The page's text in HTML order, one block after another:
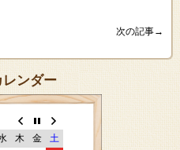
次の記事→
ンダー
木 金
土